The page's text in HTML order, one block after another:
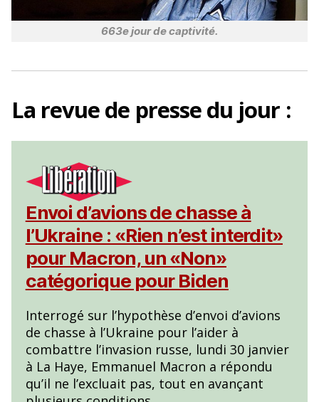
663e jour de captivité.
La revue de pressedu jour :
Envoi d’avions de chasse à
l’Ukraine : «Rien n’est interdit»
pour Macron, un «Non»
catégorique pour Biden
Interrogé sur l’hypothèse d’envoi d’avions
de chasse à l’Ukraine pour l’aider à
combattre l’invasion russe, lundi 30 janvier
à La Haye, Emmanuel Macron a répondu
qu’il ne l’excluait pas, tout en avançant